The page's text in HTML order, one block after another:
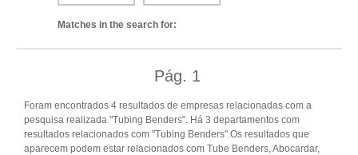
Matches in the search for:
Pág. 1
Foram encontrados 4 resultados de empresas relacionadas com a
pesquisa realizada "Tubing Benders". Há 3 departamentos com
resultados relacionados com "Tubing Benders".Os resultados que
aparecem podem estar relacionados com Tube Benders, Abocardar,